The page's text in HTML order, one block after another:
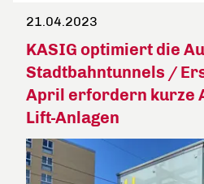
21.04.2023
KASIG optimiert die
Stadtbahntunnels /
April erfordern kurze
Lift-Anlagen